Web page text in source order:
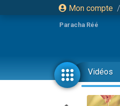
Mon compte /
Paracha Réé
Vidéos